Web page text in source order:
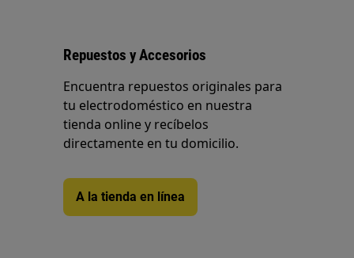
Repuestos y Accesorios
Encuentra repuestos originales para
tu electrodoméstico en nuestra
tienda online y recíbelos
directamente en tu domicilio.
A la tienda en línea